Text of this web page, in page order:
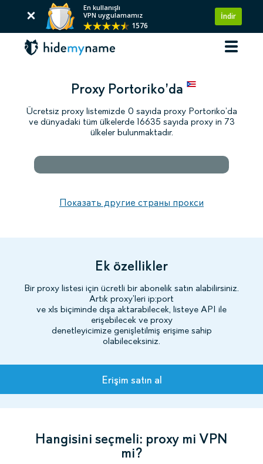
En kullanışlı
VPN uygulamamız
1576
İndir
Proxy Portoriko’da
Ücretsiz proxy listemizde 0 sayıda proxy Portoriko’da
ve dünyadaki tüm ülkelerde 16635 sayıda proxy in 73
ülkeler bulunmaktadır.
Показать другие страны прокси
Ek özellikler
Bir proxy listesi için ücretli bir abonelik satın alabilirsiniz.
Artık proxy’leri ip:port
ve xls biçiminde dışa aktarabilecek, listeye API ile
erişebilecek ve proxy
denetleyicimize genişletilmiş erişime sahip
olabileceksiniz.
Planlar
Hangisini seçmeli: proxy mi VPN
mi?
Erişim satın al